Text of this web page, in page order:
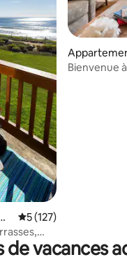
: 4,86 sur 5
Évaluation moyenne
5 (127)
⋅ Santa Cruz
Bienvenue
de vacances